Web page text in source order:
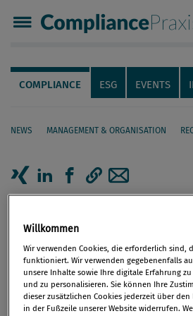
Compliance
Servicenavigation
Navigation
COMPLIANCE ESG EVENTS
NEWS MANAGEMENT & ORGANISATION
Seiteninhalt
Artikel auf Xing teilen
Artikel auf linkedIn
Artikel auf
Artikellink
Artikel
Neukundenprüfung:
ermöglicht
Die FMA hat in der Online-
Willkommen
Wir verwenden Cookies, die erforderlich sind,
funktioniert. Wir verwenden gegebenenfalls
unsere Inhalte sowie Ihre digitale Erfahrung
und zu personalisieren. Sie können Ihre
dieser zusätzlichen Cookies jederzeit über den
in der Fußzeile unserer Website widerrufen.